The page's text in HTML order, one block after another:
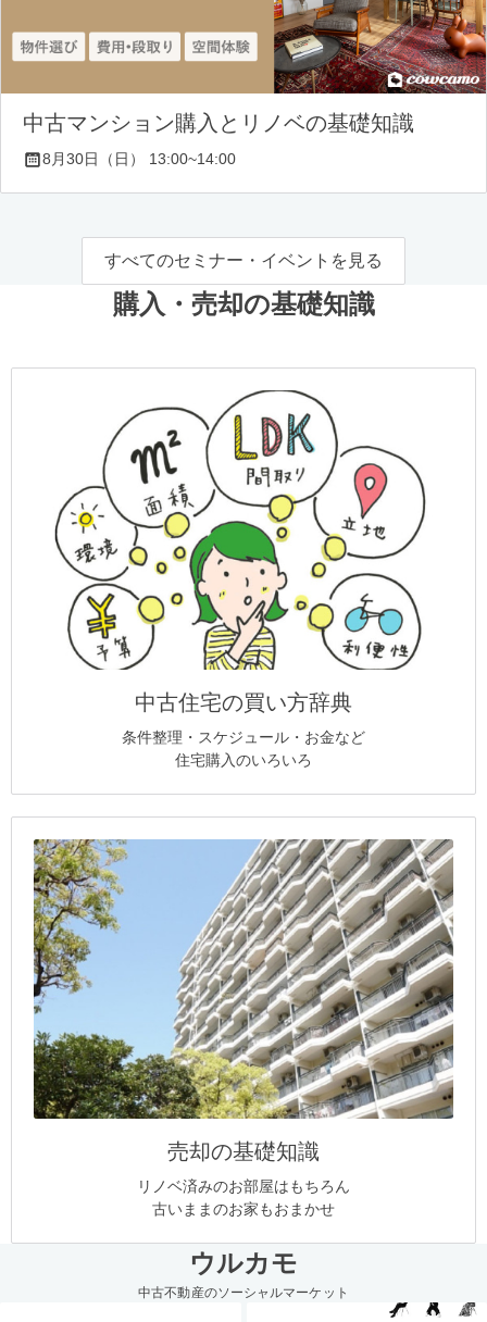
中古マンション購入とリノベの基礎知識
8月30日（日） 13:00~14:00
すべてのセミナー・イベントを見る
購入・売却の基礎知識
中古住宅の買い方辞典
条件整理・スケジュール・お金など
住宅購入のいろいろ
売却の基礎知識
リノベ済みのお部屋はもちろん
古いままのお家もおまかせ
ウルカモ
中古不動産のソーシャルマーケット